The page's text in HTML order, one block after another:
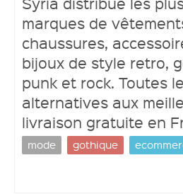
Ouvrir un compte
marques de
chaussures,
bijoux de style retro,
punk et rock. Toutes
alternatives aux
livraison gratuite en
mode gothique